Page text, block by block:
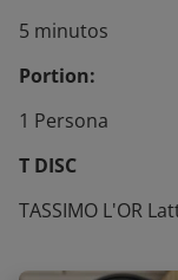
5 minutos
Portion:
1 Persona
T DISC
TASSIMO L'OR